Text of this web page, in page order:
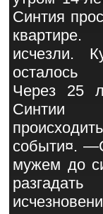
Синтия
исчезли.
осталось
Через 25
событи¤.
мужем до